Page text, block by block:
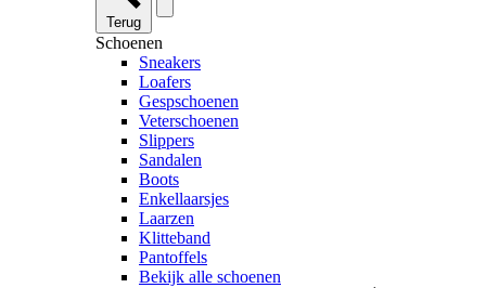
Terug
Schoenen
Sneakers
Loafers
Gespschoenen
Veterschoenen
Slippers
Sandalen
Boots
Enkellaarsjes
Laarzen
Klitteband
Pantoffels
Bekijk alle schoenen